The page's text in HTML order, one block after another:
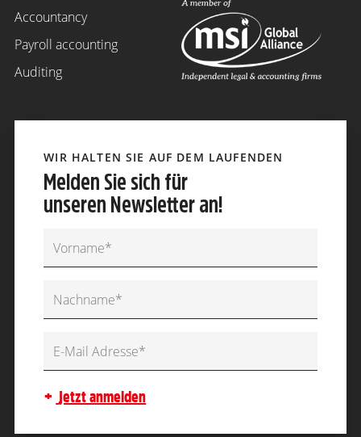
Accountancy
Payroll accounting
Auditing
WIR HALTEN SIE AUF DEM LAUFENDEN
Melden Sie sich für
unseren Newsletter an!
jetzt anmelden